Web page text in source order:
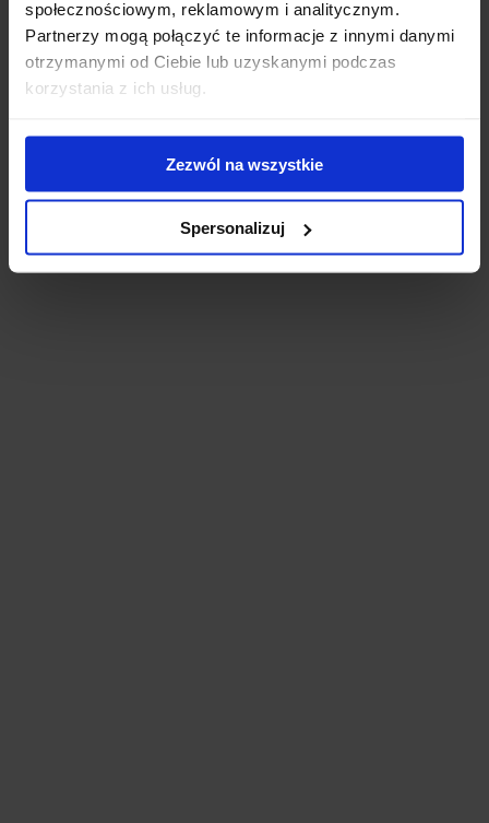
społecznościowym, reklamowym i analitycznym.
Partnerzy mogą połączyć te informacje z innymi danymi
otrzymanymi od Ciebie lub uzyskanymi podczas
korzystania z ich usług.
Zezwól na wszystkie
Spersonalizuj